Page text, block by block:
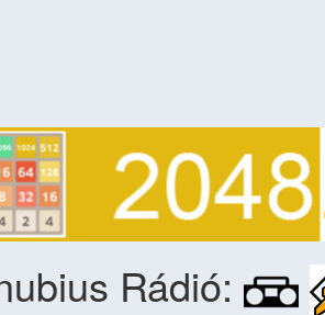
Rádió: